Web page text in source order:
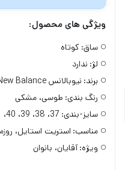
ویژگی های محصول:
ساق: کوتاه
لژ: ندارد
برند: نیوبالانس New Balance
رنگ بندی: طوسی، مشکی
سایز-بندی: 37، 38، 39، 40، 41، 42، 43، 44، 45
مناسب: استریت استایل،
ویژه:آقایان، بانوان